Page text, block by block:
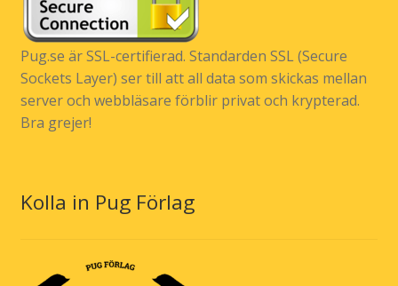
Pug.se är SSL-certifierad. Standarden SSL (Secure
Sockets Layer) ser till att all data som skickas mellan
server och webbläsare förblir privat och krypterad.
Bra grejer!
Kolla in Pug Förlag